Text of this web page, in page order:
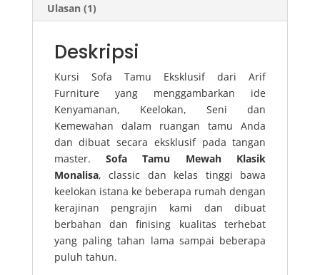
Ulasan (1)
Deskripsi
Kursi Sofa Tamu Eksklusif dari Arif
Furniture yang menggambarkan ide
Kenyamanan, Keelokan, Seni dan
Kemewahan dalam ruangan tamu Anda
dan dibuat secara eksklusif pada tangan
master. Sofa Tamu Mewah Klasik
Monalisa, classic dan kelas tinggi bawa
keelokan istana ke beberapa rumah dengan
kerajinan pengrajin kami dan dibuat
berbahan dan finising kualitas terhebat
yang paling tahan lama sampai beberapa
puluh tahun.